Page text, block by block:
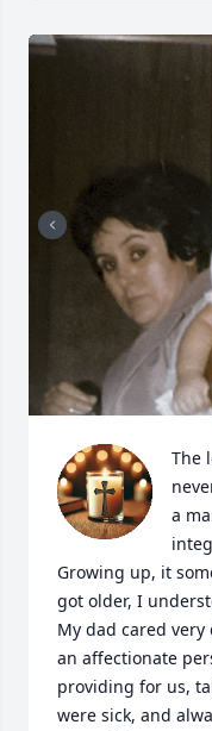
The
a
Growing up, it
got older, I
My dad cared very
an affectionate
providing for us,
were sick, and